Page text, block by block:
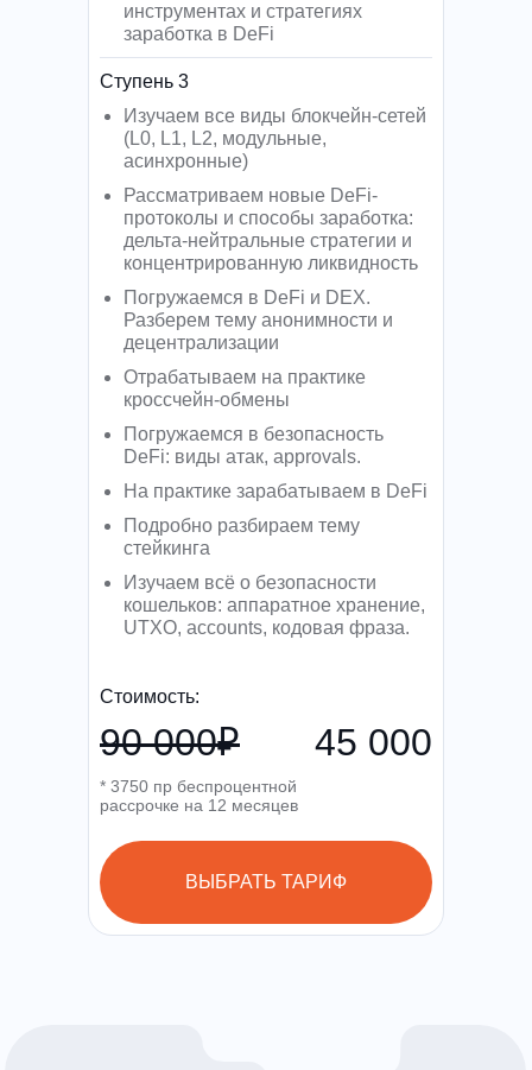
90 000₽ 45 000
Стоимость:
* 3750 пр беспроцентной
рассрочке на 12 месяцев
ВЫБРАТЬ ТАРИФ
инструментах и стратегиях
заработка в DeFi
Ступень 3
Изучаем все виды блокчейн-сетей
(L0, L1, L2, модульные,
асинхронные)
Рассматриваем новые DeFi-
протоколы и способы заработка:
дельта-нейтральные стратегии и
концентрированную ликвидность
Погружаемся в DeFi и DEX.
Разберем тему анонимности и
децентрализации
Отрабатываем на практике
кроссчейн-обмены
Погружаемся в безопасность
DeFi: виды атак, approvals.
На практике зарабатываем в DeFi
Подробно разбираем тему
стейкинга
Изучаем всё о безопасности
кошельков: аппаратное хранение,
UTXO, accounts, кодовая фраза.